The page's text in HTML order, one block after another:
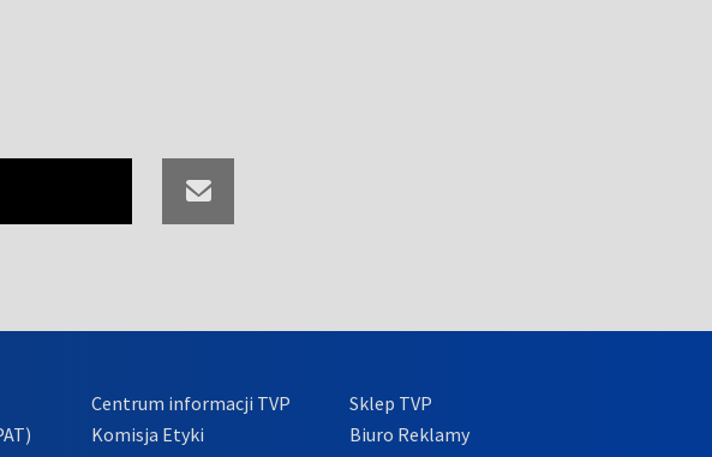
Centrum informacji TVP
Komisja Etyki
Sklep TVP
Biuro Reklamy